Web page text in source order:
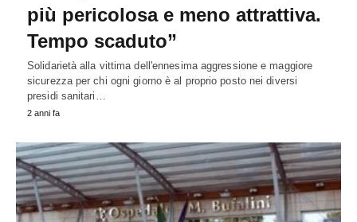
più pericolosa e meno attrattiva.
Tempo scaduto”
Solidarietà alla vittima dell'ennesima aggressione e maggiore
sicurezza per chi ogni giorno è al proprio posto nei diversi
presidi sanitari…
2 anni fa